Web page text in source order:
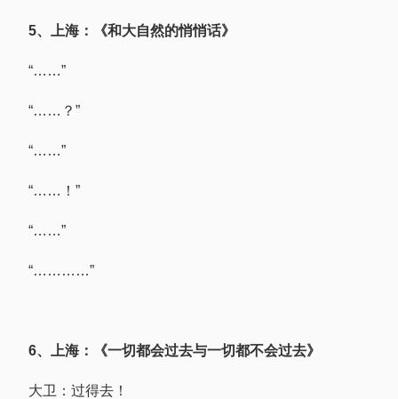
5、上海：《和大自然的悄悄话》
“……”
“……？”
“……”
“……！”
“……”
“…………”
6、上海：《一切都会过去与一切都不会过去》
大卫：过得去！